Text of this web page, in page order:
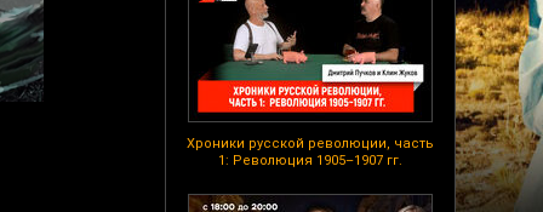
Хроники русской революции, часть
1: Революция 1905–1907 гг.